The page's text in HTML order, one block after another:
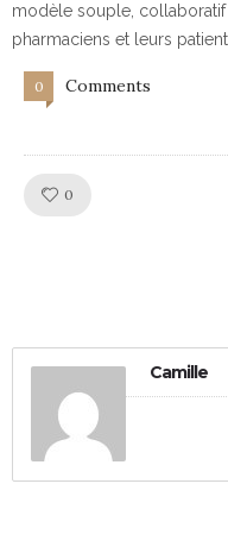
modèle souple,
pharmaciens et leurs
0 Comments
0
Camille